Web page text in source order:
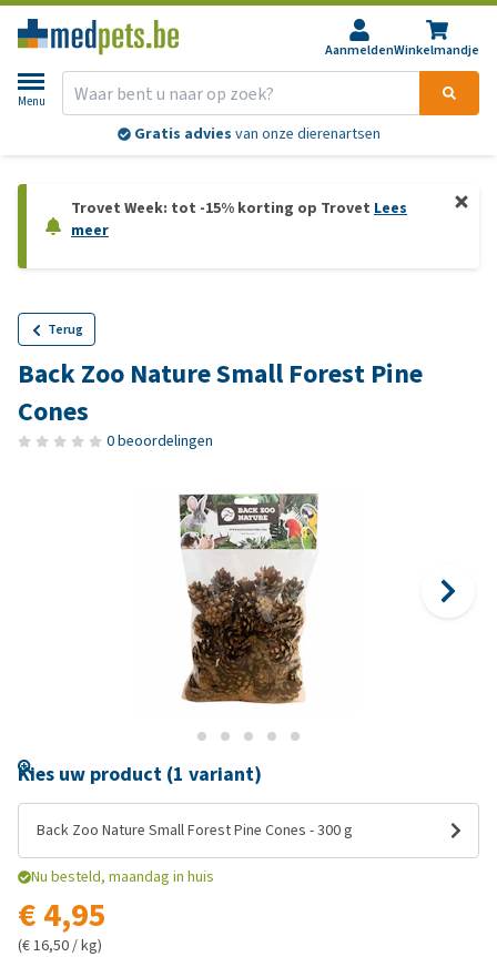
AanmeldenWinkelmandje
Menu
Gratis advies van onze dierenartsen
Trovet Week: tot -15% korting op Trovet Lees
meer
Terug
Back Zoo Nature Small Forest Pine
Cones
0 beoordelingen
Kies uw product (1 variant)
Back Zoo Nature Small Forest Pine Cones - 300 g
Nu besteld, maandag in huis
€ 4,95
(€ 16,50 / kg)